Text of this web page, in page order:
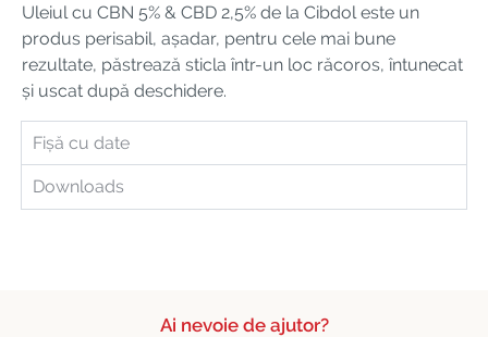
Uleiul cu CBN 5% & CBD 2,5% de la Cibdol este un
produs perisabil, așadar, pentru cele mai bune
rezultate, păstrează sticla într-un loc răcoros, întunecat
și uscat după deschidere.
Fișă cu date
Downloads
Ai nevoie de ajutor?